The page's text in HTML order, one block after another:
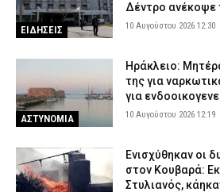
Συνελήφθησαν δύο άτομα για πρόκληση
σε Μαρούσι και Χίο – Ο ένας έκανε
δάσος
ΑΣΤΥΝΟΜΙΑ 9 Αυγούστου 2026 21:42
Πάρος: Συγκλονίζει ο πατέρας του
ένα δευτερόλεπτο από την προσοχή μου»
ΕΙΔΗΣΕΙΣ 9 Αυγούστου 2026 21:28
ΕΙΔΗΣΕΙΣ
Δέντρο ανέκοψε
10 Αυγούστου 2026 12:30
ΑΣΤΥΝΟΜΙΑ
Ηράκλειο:
της για
για
10 Αυγούστου 2026 12:19
Ενισχύθηκαν οι
στον Κουβαρά:
Στυλιανός,